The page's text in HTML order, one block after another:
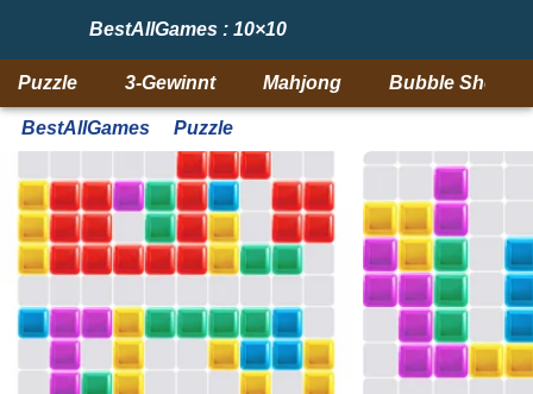
BestAllGames : 10×10
Puzzle 3-Gewinnt Mahjong Bubble Shooter
BestAllGames Puzzle